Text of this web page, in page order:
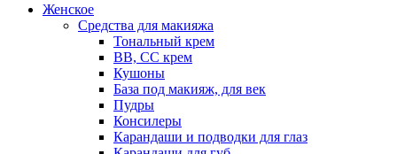
Женское
Средства для макияжа
Тональный крем
BB, CC крем
Кушоны
База под макияж, для век
Пудры
Консилеры
Карандаши и подводки для глаз